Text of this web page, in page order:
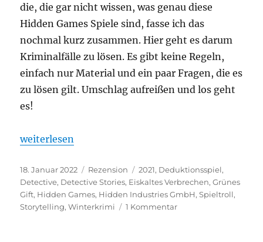
die, die gar nicht wissen, was genau diese
Hidden Games Spiele sind, fasse ich das
nochmal kurz zusammen. Hier geht es darum
Kriminalfälle zu lösen. Es gibt keine Regeln,
einfach nur Material und ein paar Fragen, die es
zu lösen gilt. Umschlag aufreißen und los geht
es!
„Hidden Games Tatort – Winterkrimi: Eiskaltes
weiterlesen
Veröffentlicht
am
18. Januar 2022 Kategorien
Rezension Schlagwörter
2021, Deduktionsspiel,
Detective, Detective Stories, Eiskaltes Verbrechen,Grünes
Gift, Hidden Games, Hidden Industries GmbH,Spieltroll,
Storytelling,Winterkrimi 1 Kommentarzu